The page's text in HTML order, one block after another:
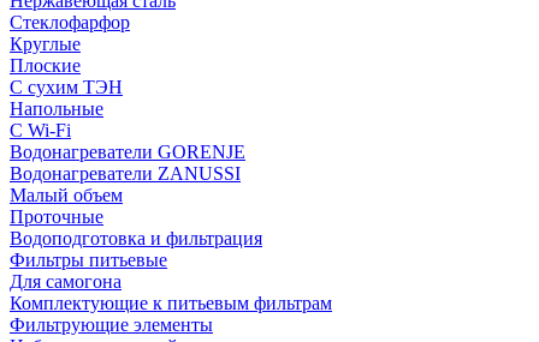
Стеклофарфор
Круглые
Плоские
С сухим ТЭН
Напольные
С Wi-Fi
Водонагреватели GORENJE
Водонагреватели ZANUSSI
Малый объем
Проточные
Водоподготовка и фильтрация
Фильтры питьевые
Для самогона
Комплектующие к питьевым фильтрам
Фильтрующие элементы